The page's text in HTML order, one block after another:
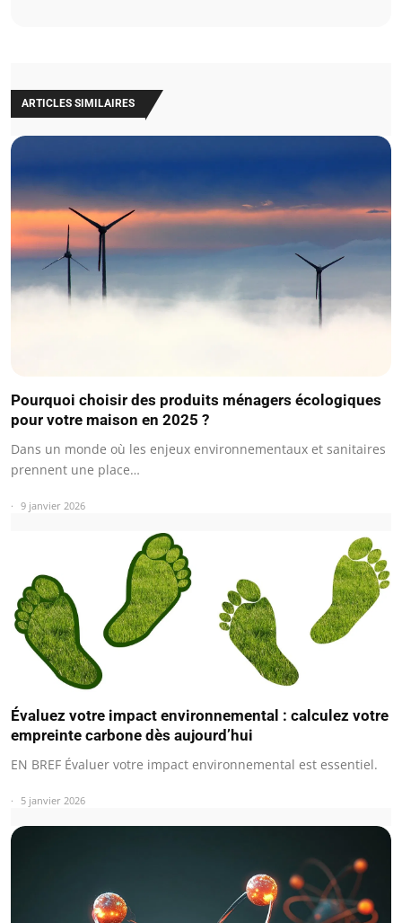
ARTICLES SIMILAIRES
Pourquoi choisir des produits ménagers écologiques
pour votre maison en 2025 ?
Dans un monde où les enjeux environnementaux et sanitaires
prennent une place…
9 janvier 2026
Évaluez votre impact environnemental : calculez votre
empreinte carbone dès aujourd’hui
EN BREF Évaluer votre impact environnemental est essentiel.
5 janvier 2026